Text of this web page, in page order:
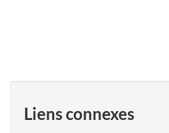
Liens connexes